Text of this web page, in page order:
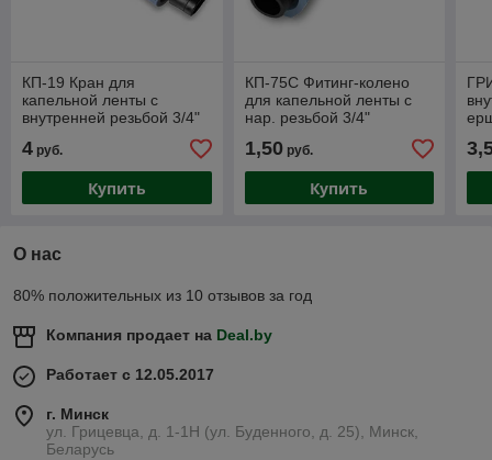
КП-19 Кран для
капельной ленты с
внутренней резьбой 3/4"
4 руб.
Купить
КП-75С Фитинг-колено
для капельной ленты с
нар. резьбой 3/4"
1,50руб.
Купить
О нас
80% положительных из 10 отзывов за год
Компания продает на Deal.by
Работает с 12.05.2017
г. Минск
ул. Грицевца, д. 1-1Н (ул. Буденного, д. 25), Минск,
Беларусь